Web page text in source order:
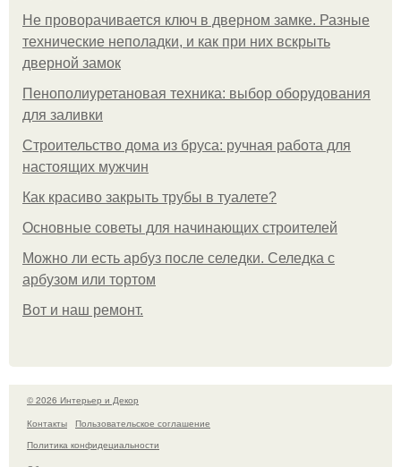
Не проворачивается ключ в дверном замке. Разные
технические неполадки, и как при них вскрыть
дверной замок
Пенополиуретановая техника: выбор оборудования
для заливки
Строительство дома из бруса: ручная работа для
настоящих мужчин
Как красиво закрыть трубы в туалете?
Основные советы для начинающих строителей
Можно ли есть арбуз после селедки. Селедка с
арбузом или тортом
Boт и наш ремoнт.
© 2026 Интерьер и Декор
Контакты
Пользовательское соглашение
Политика конфидециальности